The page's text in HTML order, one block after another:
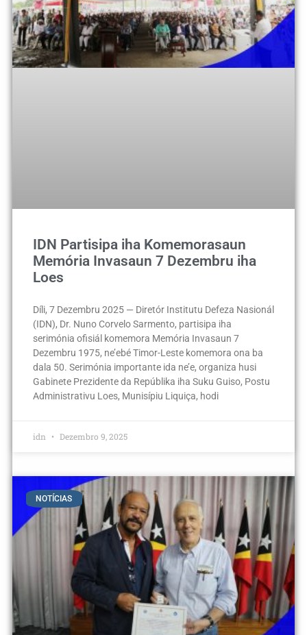
IDN Partisipa iha Komemorasaun
Memória Invasaun 7 Dezembru iha
Loes
Díli, 7 Dezembru 2025 — Diretór Institutu Defeza Nasionál
(IDN), Dr. Nuno Corvelo Sarmento, partisipa iha
serimónia ofisiál komemora Memória Invasaun 7
Dezembru 1975, ne’ebé Timor-Leste komemora ona ba
dala 50. Serimónia importante ida ne’e, organiza husi
Gabinete Prezidente da Repúblika iha Suku Guiso, Postu
Administrativu Loes, Munisípiu Liquiça, hodi
idn Dezembro 9, 2025
NOTÍCIAS